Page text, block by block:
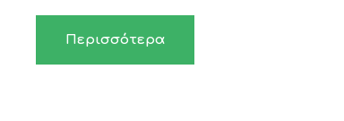
Περισσότερα